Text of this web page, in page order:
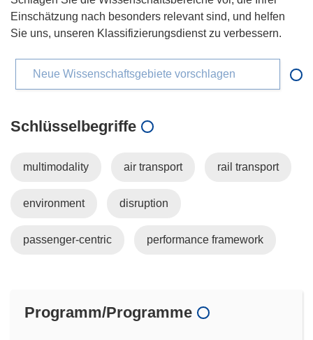
Einschätzung nach besonders relevant sind, und helfen
Sie uns, unseren Klassifizierungsdienst zu verbessern.
Neue Wissenschaftsgebiete vorschlagen
Schlüsselbegriffe
multimodality air transport rail transport
environment disruption
passenger-centric performance framework
Programm/Programme